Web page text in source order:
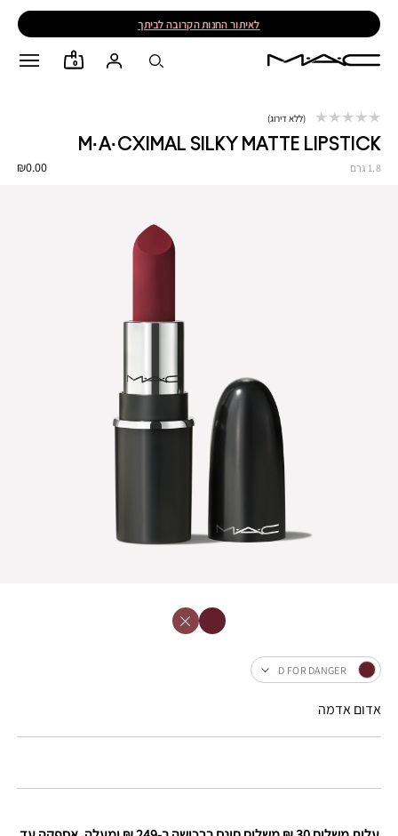
לאיתור החנות הקרובה לביתך
0
M·A·CXIMAL SILKY MATTE LIPSTICK
₪0.00 1.8 גרם
ללא דירוג
D FOR DANGER
אדום אדמה